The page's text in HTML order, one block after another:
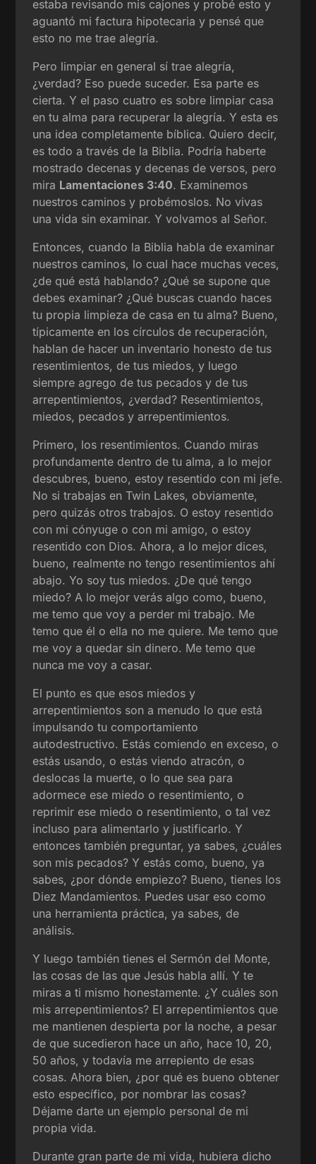
estaba revisando mis cajones y probé esto y
aguantó mi factura hipotecaria y pensé que
esto no me trae alegría.
Pero limpiar en general sí trae alegría,
¿verdad? Eso puede suceder. Esa parte es
cierta. Y el paso cuatro es sobre limpiar casa
en tu alma para recuperar la alegría. Y esta es
una idea completamente bíblica. Quiero decir,
es todo a través de la Biblia. Podría haberte
mostrado decenas y decenas de versos, pero
mira Lamentaciones 3:40. Examinemos
nuestros caminos y probémoslos. No vivas
una vida sin examinar. Y volvamos al Señor.
Entonces, cuando la Biblia habla de examinar
nuestros caminos, lo cual hace muchas veces,
¿de qué está hablando? ¿Qué se supone que
debes examinar? ¿Qué buscas cuando haces
tu propia limpieza de casa en tu alma? Bueno,
típicamente en los círculos de recuperación,
hablan de hacer un inventario honesto de tus
resentimientos, de tus miedos, y luego
siempre agrego de tus pecados y de tus
arrepentimientos, ¿verdad? Resentimientos,
miedos, pecados y arrepentimientos.
Primero, los resentimientos. Cuando miras
profundamente dentro de tu alma, a lo mejor
descubres, bueno, estoy resentido con mi jefe.
No si trabajas en Twin Lakes, obviamente,
pero quizás otros trabajos. O estoy resentido
con mi cónyuge o con mi amigo, o estoy
resentido con Dios. Ahora, a lo mejor dices,
bueno, realmente no tengo resentimientos ahí
abajo. Yo soy tus miedos. ¿De qué tengo
miedo? A lo mejor verás algo como, bueno,
me temo que voy a perder mi trabajo. Me
temo que él o ella no me quiere. Me temo que
me voy a quedar sin dinero. Me temo que
nunca me voy a casar.
El punto es que esos miedos y
arrepentimientos son a menudo lo que está
impulsando tu comportamiento
autodestructivo. Estás comiendo en exceso, o
estás usando, o estás viendo atracón, o
deslocas la muerte, o lo que sea para
adormece ese miedo o resentimiento, o
reprimir ese miedo o resentimiento, o tal vez
incluso para alimentarlo y justificarlo. Y
entonces también preguntar, ya sabes, ¿cuáles
son mis pecados? Y estás como, bueno, ya
sabes, ¿por dónde empiezo? Bueno, tienes los
Diez Mandamientos. Puedes usar eso como
una herramienta práctica, ya sabes, de
análisis.
Y luego también tienes el Sermón del Monte,
las cosas de las que Jesús habla allí. Y te
miras a ti mismo honestamente. ¿Y cuáles son
mis arrepentimientos? El arrepentimientos que
me mantienen despierta por la noche, a pesar
de que sucedieron hace un año, hace 10, 20,
50 años, y todavía me arrepiento de esas
cosas. Ahora bien, ¿por qué es bueno obtener
esto específico, por nombrar las cosas?
Déjame darte un ejemplo personal de mi
propia vida.
Durante gran parte de mi vida, hubiera dicho